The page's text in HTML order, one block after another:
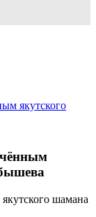
якутского